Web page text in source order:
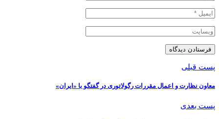
پست قبلی
معاون نظارت و اعمال مقررات رگولاتوری در گفتگو با «ایران»
پست بعدی